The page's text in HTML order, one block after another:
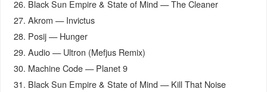
26. Black Sun Empire & State of Mind — The Cleaner
27. Akrom — Invictus
28. Posij — Hunger
29. Audio — Ultron (Mefjus Remix)
30. Machine Code — Planet 9
31. Black Sun Empire & State of Mind — Kill That Noise